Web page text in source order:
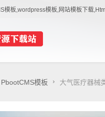
模板,wordpress模板,网站模板下载
PbootCMS模板 大气医疗器械